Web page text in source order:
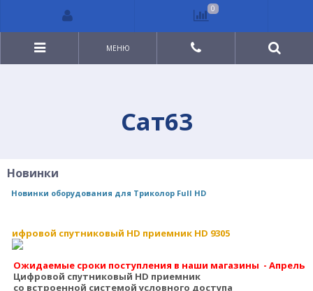
Сат63
МЕНЮ
Новинки
Новинки оборудования для Триколор Full HD
ифровой спутниковый HD приемник HD 9305
Ожидаемые сроки поступления в наши магазины - Апрель
Цифровой спутниковый HD приемник
со встроенной системой условного доступа
0